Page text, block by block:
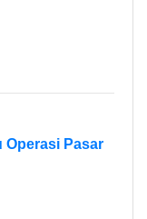
Operasi Pasar